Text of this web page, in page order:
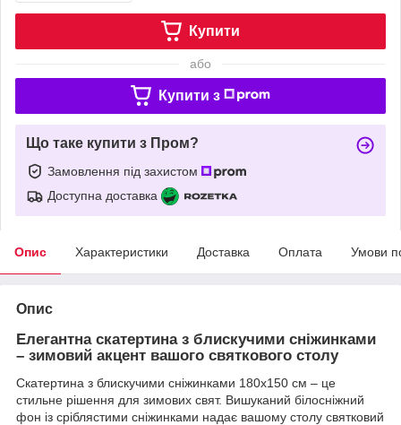
Купити
або
Купити з
Що таке купити з Пром?
Замовлення під захистом
Доступна доставка
Опис Характеристики Доставка Оплата Умови
Опис
Елегантна скатертина з блискучими сніжинками
– зимовий акцент вашого святкового столу
Скатертина з блискучими сніжинками 180х150 см – це
стильне рішення для зимових свят. Вишуканий білосніжний
фон із сріблястими сніжинками надає вашому столу святковий